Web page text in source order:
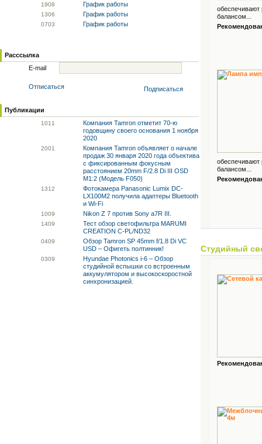
1908 График работы
1306 График работы
0703 График работы
Расссылка
E-mail
Отписаться Подписаться
Публикации
1011
Компания Tamron отметит 70-ю
годовщину своего основания 1 ноября
2020
2001
Компания Tamron объявляет о начале
продаж 30 января 2020 года объектива
с фиксированным фокусным
расстоянием 20mm F/2.8 Di III OSD
M1:2 (Модель F050)
1312
Фотокамера Panasonic Lumix DC-
LX100M2 получила адаптеры Bluetooth
и Wi-Fi
1009 Nikon Z 7 против Sony a7R III.
1409
Тест обзор светофильтра MARUMI
CREATION C-PL/ND32
0409
Обзор Tamron SP 45mm f/1.8 Di VC
USD – Офигеть полтинник!
0309
Hyundae Photonics i-6 – Обзор
студийной вспышки со встроенным
аккумулятором и высокоскоростной
синхронизацией.
балансом...
балансом...
Студийный